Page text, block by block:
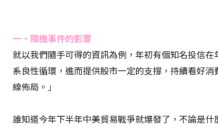
一、隨機事件的影響
就以我們隨手可得的資訊為例，年初有個知名投信
系良性循環，進而提供股市一定的支撐，持續看好
線佈局。」
誰知道今年下半年中美貿易戰爭就爆發了，不論是